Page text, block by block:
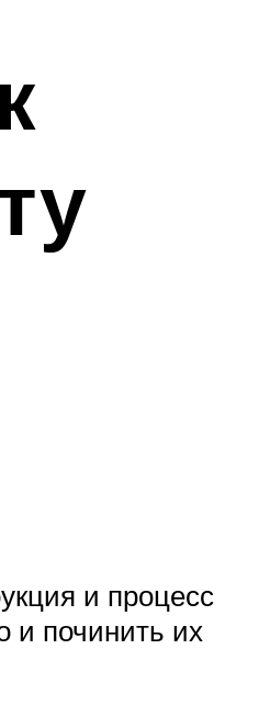
и процесс
и починить их